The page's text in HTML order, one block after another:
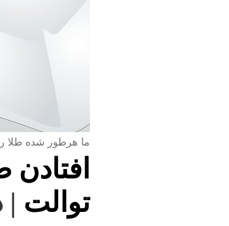
ما هرطور شده طلا
توالت |